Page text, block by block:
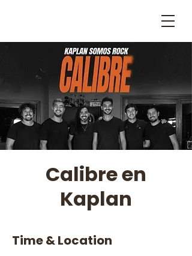
Calibre en
Kaplan
Time & Location